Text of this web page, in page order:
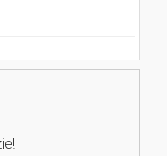
do Centro